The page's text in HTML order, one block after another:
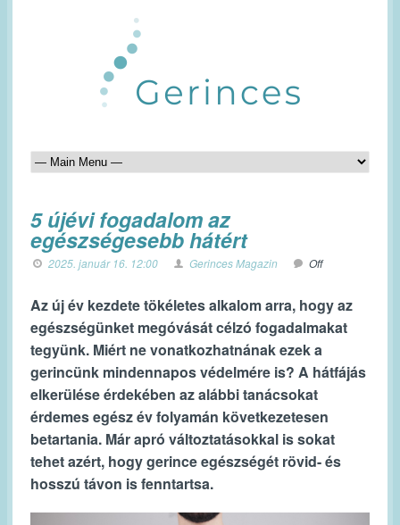
5 újévi fogadalom az
egészségesebb hátért
2025. január 16. 12:00 Gerinces Magazin Off
Az új év kezdete tökéletes alkalom arra, hogy az
egészségünket megóvását célzó fogadalmakat
tegyünk. Miért ne vonatkozhatnának ezek a
gerincünk mindennapos védelmére is? A hátfájás
elkerülése érdekében az alábbi tanácsokat
érdemes egész év folyamán következetesen
betartania. Már apró változtatásokkal is sokat
tehet azért, hogy gerince egészségét rövid- és
hosszú távon is fenntartsa.